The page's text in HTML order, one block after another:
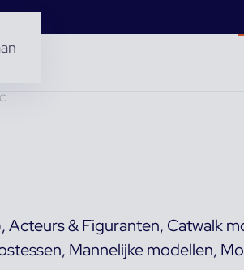
,Acteurs & Figuranten, Catwalk
, Mannelijke modellen,